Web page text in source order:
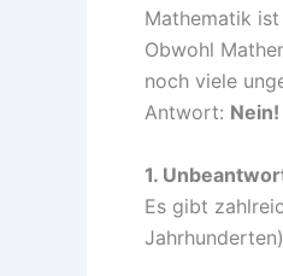
Mathematik
Obwohl
noch viele
Antwort: Nein!
1.
Es gibt